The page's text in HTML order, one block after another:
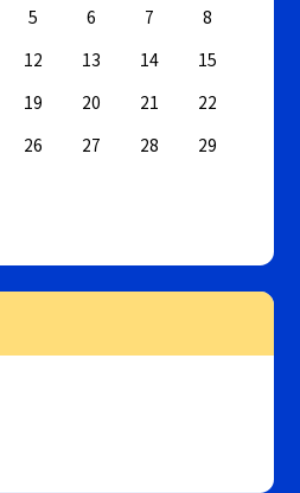
5 6 7
8
12 13 14
15
19 20 21
22
26 27 28
29